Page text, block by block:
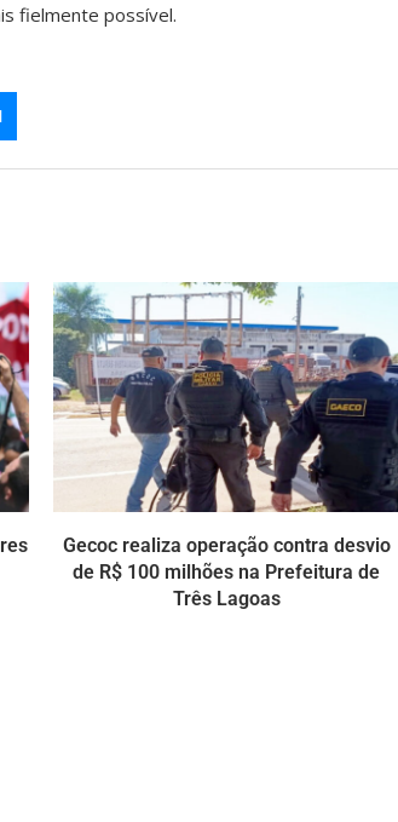
fielmente possível.
Gecoc realiza operação contra desvio
de R$ 100 milhões na Prefeitura de
Três Lagoas